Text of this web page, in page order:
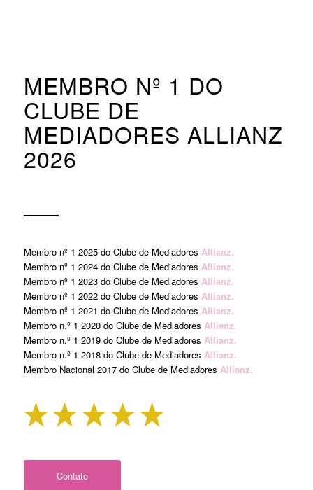
MEMBRO Nº 1 DO
CLUBE DE
MEDIADORES ALLIANZ
2026
Membro nº 1 2025 do Clube de Mediadores Allianz.
Membro nº 1 2024 do Clube de Mediadores Allianz.
Membro nº 1 2023 do Clube de Mediadores Allianz.
Membro nº 1 2022 do Clube de Mediadores Allianz.
Membro nº 1 2021 do Clube de Mediadores Allianz.
Membro n.º 1 2020 do Clube de Mediadores Allianz.
Membro n.º 1 2019 do Clube de Mediadores Allianz.
Membro n.º 1 2018 do Clube de Mediadores Allianz.
Membro Nacional 2017 do Clube de Mediadores Allianz.
Contato